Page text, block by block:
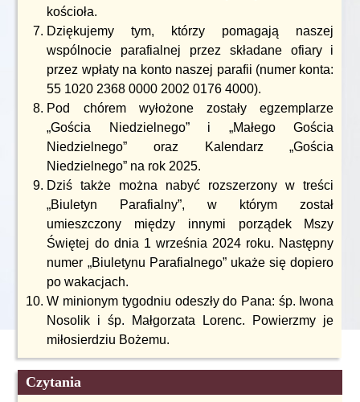
kościoła.
Dziękujemy tym, którzy pomagają naszej
wspólnocie parafialnej przez składane ofiary i
przez wpłaty na konto naszej parafii (numer konta:
55 1020 2368 0000 2002 0176 4000).
Pod chórem wyłożone zostały egzemplarze
„Gościa Niedzielnego” i „Małego Gościa
Niedzielnego” oraz Kalendarz „Gościa
Niedzielnego” na rok 2025.
Dziś także można nabyć rozszerzony w treści
„Biuletyn Parafialny”, w którym został
umieszczony między innymi porządek Mszy
Świętej do dnia 1 września 2024 roku. Następny
numer „Biuletynu Parafialnego” ukaże się dopiero
po wakacjach.
W minionym tygodniu odeszły do Pana: śp. Iwona
Nosolik i śp. Małgorzata Lorenc. Powierzmy je
miłosierdziu Bożemu.
Czytania